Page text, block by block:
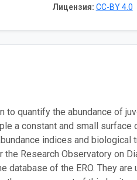
Лицензия: CC-BY 4.0
quantify the abundance of
a constant and small
indices and biological
Research Observatory on
database of the ERO. They